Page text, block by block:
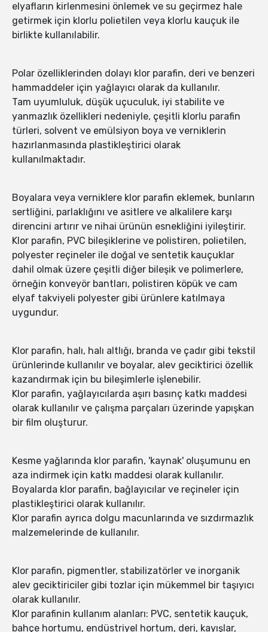
elyafların kirlenmesini önlemek ve su geçirmez hale
getirmek için klorlu polietilen veya klorlu kauçuk ile
birlikte kullanılabilir.
Polar özelliklerinden dolayı klor parafin, deri ve benzeri
hammaddeler için yağlayıcı olarak da kullanılır.
Tam uyumluluk, düşük uçuculuk, iyi stabilite ve
yanmazlık özellikleri nedeniyle, çeşitli klorlu parafin
türleri, solvent ve emülsiyon boya ve verniklerin
hazırlanmasında plastikleştirici olarak
kullanılmaktadır.
Boyalara veya verniklere klor parafin eklemek, bunların
sertliğini, parlaklığını ve asitlere ve alkalilere karşı
direncini artırır ve nihai ürünün esnekliğini iyileştirir.
Klor parafin, PVC bileşiklerine ve polistiren, polietilen,
polyester reçineler ile doğal ve sentetik kauçuklar
dahil olmak üzere çeşitli diğer bileşik ve polimerlere,
örneğin konveyör bantları, polistiren köpük ve cam
elyaf takviyeli polyester gibi ürünlere katılmaya
uygundur.
Klor parafin, halı, halı altlığı, branda ve çadır gibi tekstil
ürünlerinde kullanılır ve boyalar, alev geciktirici özellik
kazandırmak için bu bileşimlerle işlenebilir.
Klor parafin, yağlayıcılarda aşırı basınç katkı maddesi
olarak kullanılır ve çalışma parçaları üzerinde yapışkan
bir film oluşturur.
Kesme yağlarında klor parafin, 'kaynak' oluşumunu en
aza indirmek için katkı maddesi olarak kullanılır.
Boyalarda klor parafin, bağlayıcılar ve reçineler için
plastikleştirici olarak kullanılır.
Klor parafin ayrıca dolgu macunlarında ve sızdırmazlık
malzemelerinde de kullanılır.
Klor parafin, pigmentler, stabilizatörler ve inorganik
alev geciktiriciler gibi tozlar için mükemmel bir taşıyıcı
olarak kullanılır.
Klor parafinin kullanım alanları: PVC, sentetik kauçuk,
bahçe hortumu, endüstriyel hortum, deri, kayışlar,